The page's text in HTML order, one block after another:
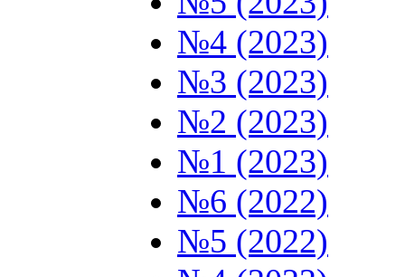
№4 (2023)
№3 (2023)
№2 (2023)
№1 (2023)
№6 (2022)
№5 (2022)